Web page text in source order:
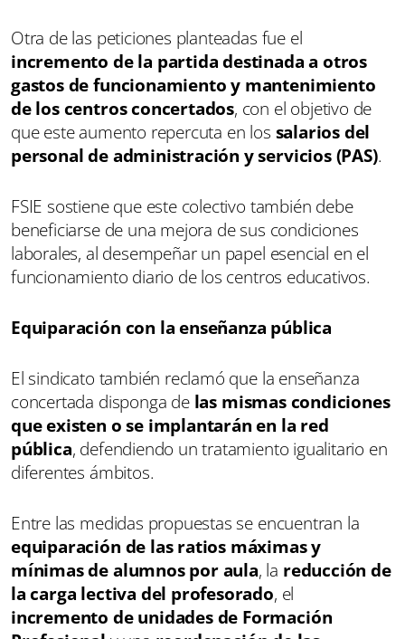
Otra de las peticiones planteadas fue el
incremento de la partida destinada a otros
gastos de funcionamiento y mantenimiento
de los centros concertados, con el objetivo de
que este aumento repercuta en los salarios del
personal de administración y servicios (PAS).
FSIE sostiene que este colectivo también debe
beneficiarse de una mejora de sus condiciones
laborales, al desempeñar un papel esencial en el
funcionamiento diario de los centros educativos.
Equiparación con la enseñanza pública
El sindicato también reclamó que la enseñanza
concertada disponga de las mismas condiciones
que existen o se implantarán en la red
pública, defendiendo un tratamiento igualitario en
diferentes ámbitos.
Entre las medidas propuestas se encuentran la
equiparación de las ratios máximas y
mínimas de alumnos por aula, la reducción de
la carga lectiva del profesorado, el
incremento de unidades de Formación